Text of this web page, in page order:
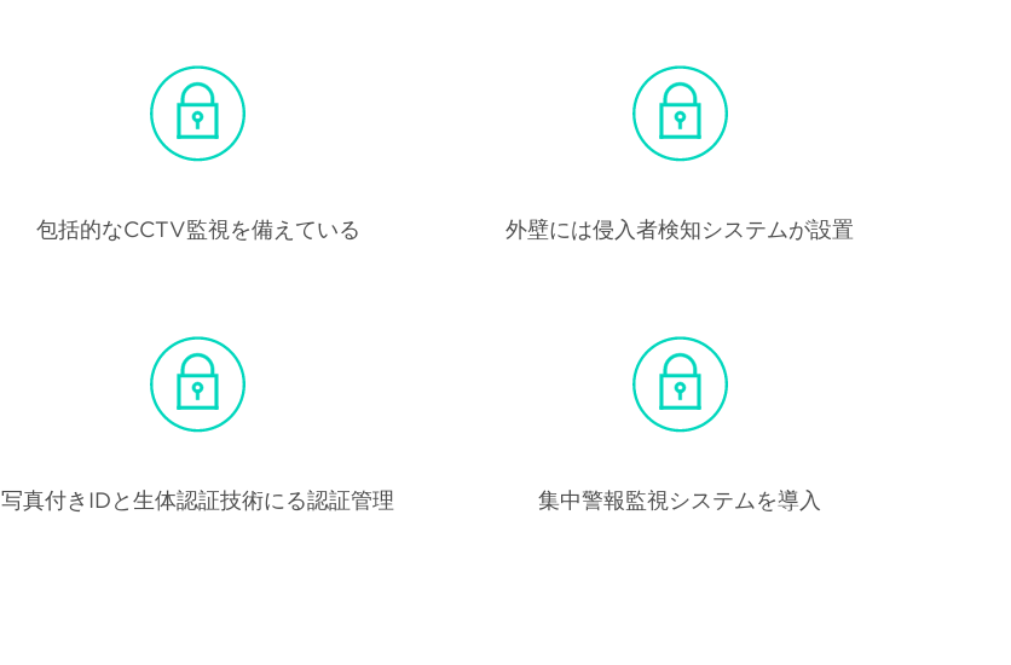
包括的なCCTV監視を備えている 外壁には侵入者検知システムが設置
写真付きIDと生体認証技術にる認証管理 集中警報監視システムを導入